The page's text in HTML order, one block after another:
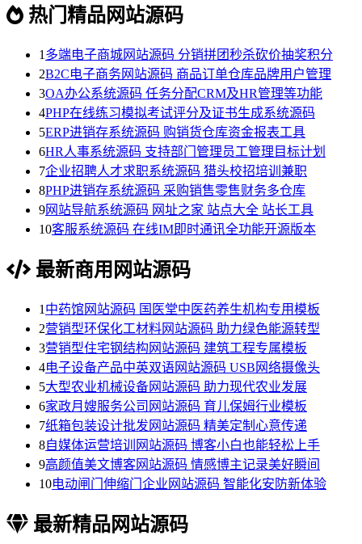
热门精品网站源码
1 多端电子商城网站源码 分销拼团秒杀砍价抽奖积分
2B2C电子商务网站源码 商品订单仓库品牌用户管理
3OA办公系统源码 任务分配CRM及HR管理等功能
4PHP在线练习模拟考试评分及证书生成系统源码
5ERP进销存系统源码 购销货仓库资金报表工具
6HR人事系统源码 支持部门管理员工管理目标计划
7企业招聘人才求职系统源码 猎头校招培训兼职
8PHP进销存系统源码 采购销售零售财务多仓库
9网站导航系统源码 网址之家 站点大全 站长工具
10客服系统源码 在线IM即时通讯全功能开源版本
最新商用网站源码
1 中药馆网站源码 国医堂中医药养生机构专用模板
2营销型环保化工材料网站源码 助力绿色能源转型
3营销型住宅钢结构网站源码 建筑工程专属模板
4电子设备产品中英双语网站源码 USB网络摄像头
5大型农业机械设备网站源码 助力现代农业发展
6家政月嫂服务公司网站源码 育儿保姆行业模板
7纸箱包装设计批发网站源码 精美定制心意传递
8自媒体运营培训网站源码 博客小白也能轻松上手
9高颜值美文博客网站源码 情感博主记录美好瞬间
10电动闸门伸缩门企业网站源码 智能化安防新体验
最新精品网站源码